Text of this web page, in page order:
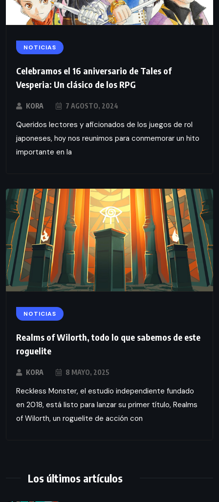
NOTICIAS
Celebramos el 16 aniversario de Tales of
Vesperia: Un clásico de los RPG
KORA 7 AGOSTO, 2024
Queridos lectores y aficionados de los juegos de rol
japoneses, hoy nos reunimos para conmemorar un hito
importante en la
NOTICIAS
Realms of Wilorth, todo lo que sabemos de este
roguelite
KORA 8 MAYO, 2025
Reckless Monster, el estudio independiente fundado
en 2018, está listo para lanzar su primer título, Realms
of Wilorth, un roguelite de acción con
Los últimos artículos